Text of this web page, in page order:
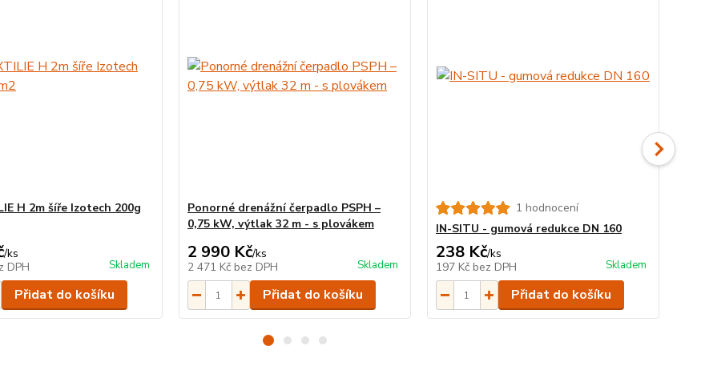
H 2m šíře Izotech 200g
/ks
DPH Skladem
Přidat do košíku
Ponorné drenážní čerpadlo PSPH –
0,75 kW, výtlak 32 m - s plovákem
2 990 Kč/ks
2 471 Kč bez DPH Skladem
Přidat do košíku
1 hodnocení
IN-SITU - gumová redukce DN 160
238 Kč/ks
197 Kč bez DPH Skladem
Přidat do košíku